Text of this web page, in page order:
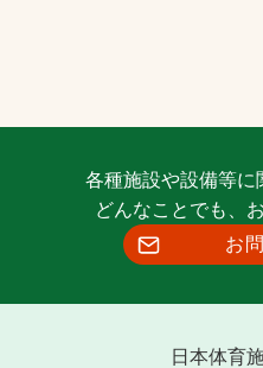
各種施設や設備等
どんなことでも、
お
日本体育